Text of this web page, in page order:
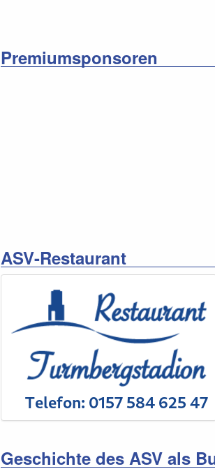
Premiumsponsoren
ASV-Restaurant
Geschichte des ASV als